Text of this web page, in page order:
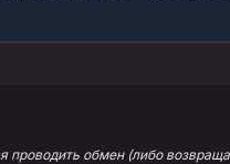
проводить обмен (либо